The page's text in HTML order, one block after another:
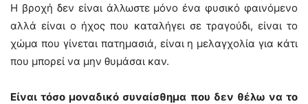
Η βροχή δεν είναι άλλωστε μόνο ένα φυσικό φαινόμενο
αλλά είναι ο ήχος που καταλήγει σε τραγούδι, είναι το
χώμα που γίνεται πατημασιά, είναι η μελαγχολία για κάτι
που μπορεί να μην θυμάσαι καν.
Είναι τόσο μοναδικό συναίσθημα που δεν θέλω να το